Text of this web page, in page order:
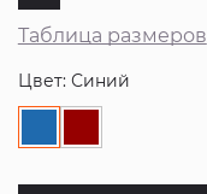
Таблица размеров
Цвет: Синий